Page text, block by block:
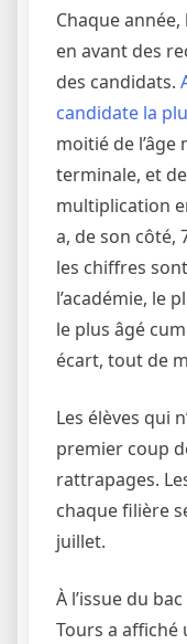
Chaque
en avant des
des candidats.
candidate la
moitié de l’âge
terminale, et
multiplication
a, de son côté,
les chiffres
l’académie, le
le plus âgé
écart, tout de
Les élèves qui
premier coup
rattrapages.
chaque filière
juillet.
À l’issue du
Tours a affiché